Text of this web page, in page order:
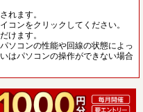
れます。
コンをクリックしてください。
けます。
ソコンの性能や回線の状態によっ
はパソコンの操作ができない場合